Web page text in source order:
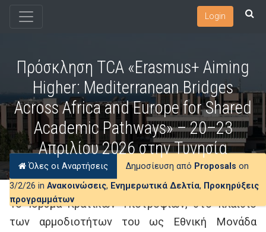
Login
Πρόσκληση TCA «Erasmus+ Aiming
Higher: Mediterranean Bridges
Across Africa and Europe for Shared
Academic Pathways» – 20–23
Απριλίου 2026 στην Τυνησία
Όλες οι Αναρτήσεις Δημοσίευση από Proposals on
3/2/26 in Ανακοινώσεις, Ενημερωτικά Δελτία, Προκηρύξεις
προγραμμάτων
Το Ίδρυμα Κρατικών Υποτροφιών, στο πλαίσιο
των αρμοδιοτήτων του ως Εθνική Μονάδα